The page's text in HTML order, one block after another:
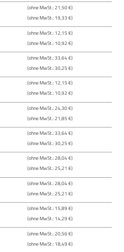
(ohne MwSt.: 21,50 €)
(ohne MwSt.: 19,33 €)
(ohne MwSt.: 12,15 €)
(ohne MwSt.: 10,92 €)
(ohne MwSt.: 33,64 €)
(ohne MwSt.: 30,25 €)
(ohne MwSt.: 12,15 €)
(ohne MwSt.: 10,92 €)
(ohne MwSt.: 24,30 €)
(ohne MwSt.: 21,85 €)
(ohne MwSt.: 33,64 €)
(ohne MwSt.: 30,25 €)
(ohne MwSt.: 28,04 €)
(ohne MwSt.: 25,21 €)
(ohne MwSt.: 28,04 €)
(ohne MwSt.: 25,21 €)
(ohne MwSt.: 15,89 €)
(ohne MwSt.: 14,29 €)
(ohne MwSt.: 20,56 €)
(ohne MwSt.: 18,49 €)